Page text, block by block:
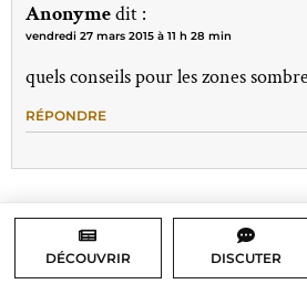
Anonymedit :
vendredi 27 mars 2015 à 11 h 28 min
quels conseils pour les zones
RÉPONDRE
DÉCOUVRIR DISCUTER